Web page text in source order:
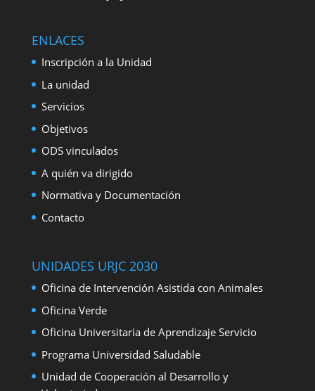
ENLACES
Inscripción a la Unidad
La unidad
Servicios
Objetivos
ODS vinculados
A quién va dirigido
Normativa y Documentación
Contacto
UNIDADES URJC 2030
Oficina de Intervención Asistida con Animales
Oficina Verde
Oficina Universitaria de Aprendizaje Servicio
Programa Universidad Saludable
Unidad de Cooperación al Desarrollo y